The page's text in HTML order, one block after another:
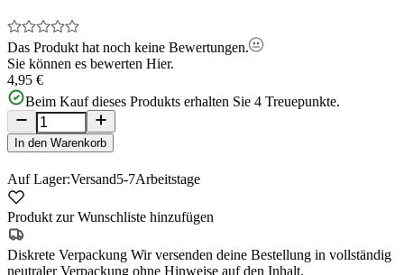
Das Produkt hat noch keine Bewertungen.
Sie können es bewerten Hier.
4,95 €
Beim Kauf dieses Produkts erhalten Sie 4 Treuepunkte.
In den Warenkorb
Auf Lager:Versand5-7Arbeitstage
Produkt zur Wunschliste hinzufügen
Diskrete Verpackung Wir versenden deine Bestellung in vollständig
neutraler Verpackung ohne Hinweise auf den Inhalt.